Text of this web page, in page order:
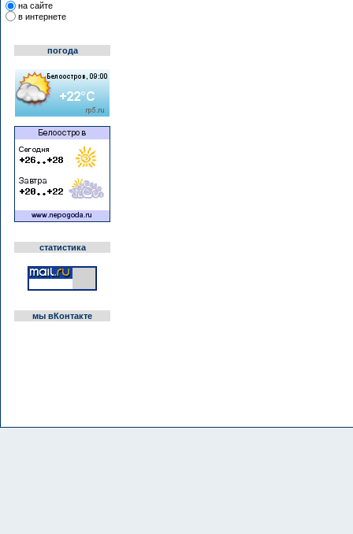
на сайте
в интернете
погода
статистика
мы вКонтакте